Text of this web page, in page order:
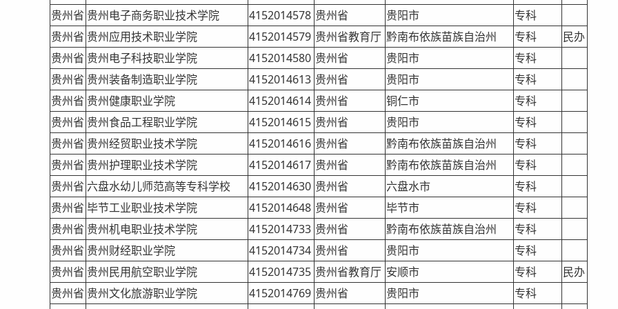
贵州省 贵州电子商务职业技术学院 4152014578 贵州省 贵阳市
专科
贵州省 贵州应用技术职业学院 4152014579 贵州省教育厅 黔南布依族苗族自治州 专科
民办
贵州省 贵州电子科技职业学院 4152014580 贵州省 贵阳市
专科
贵州省 贵州装备制造职业学院 4152014613 贵州省 贵阳市
专科
贵州省 贵州健康职业学院 4152014614 贵州省 铜仁市
专科
贵州省 贵州食品工程职业学院 4152014615 贵州省 贵阳市
专科
贵州省 贵州经贸职业技术学院 4152014616 贵州省 黔南布依族苗族自治州
专科
贵州省 贵州护理职业技术学院 4152014617 贵州省 黔南布依族苗族自治州
专科
贵州省 六盘水幼儿师范高等专科学校 4152014630 贵州省 六盘水市
专科
贵州省 毕节工业职业技术学院 4152014648 贵州省 毕节市
专科
贵州省 贵州机电职业技术学院 4152014733 贵州省 黔南布依族苗族自治州
专科
贵州省 贵州财经职业学院 4152014734 贵州省 贵阳市
专科
贵州省 贵州民用航空职业学院 4152014735 贵州省教育厅 安顺市 专科
民办
贵州省 贵州文化旅游职业学院 4152014769 贵州省 贵阳市
专科